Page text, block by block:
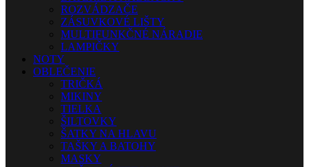
ROZVÁDZAČE
ZÁSUVKOVÉ LIŠTY
MULTIFUNKČNÉ NÁRADIE
LAMPIČKY
NOTY
OBLEČENIE
TRIČKÁ
MIKINY
TIELKA
ŠILTOVKY
ŠATKY NA HLAVU
TAŠKY A BATOHY
MASKY